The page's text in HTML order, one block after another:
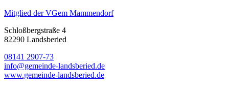
Mitglied der VGem Mammendorf
Schloßbergstraße 4
82290 Landsberied
08141 2907-73
info@gemeinde-landsberied.de
www.gemeinde-landsberied.de